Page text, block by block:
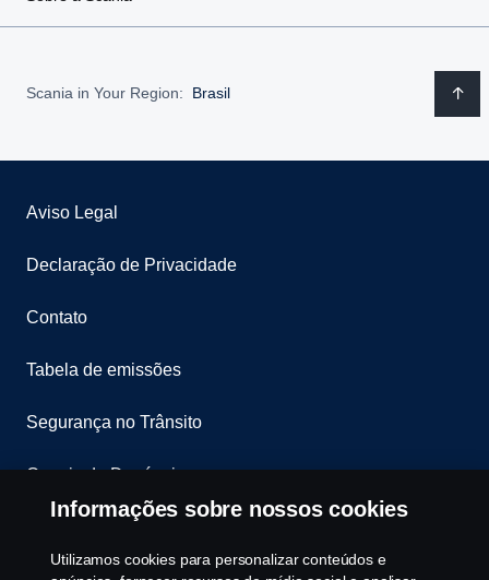
Scania in Your Region: Brasil
Aviso Legal
Declaração de Privacidade
Contato
Tabela de emissões
Segurança no Trânsito
Canais de Denúncia
Programa de Rotulagem Veicular
Informações sobre nossos cookies
Utilizamos cookies para personalizar conteúdos e